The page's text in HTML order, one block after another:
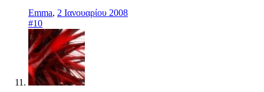
Emma, 2 Ιανουαρίου 2008
#10